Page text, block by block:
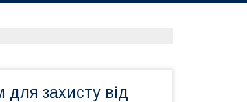
захисту від